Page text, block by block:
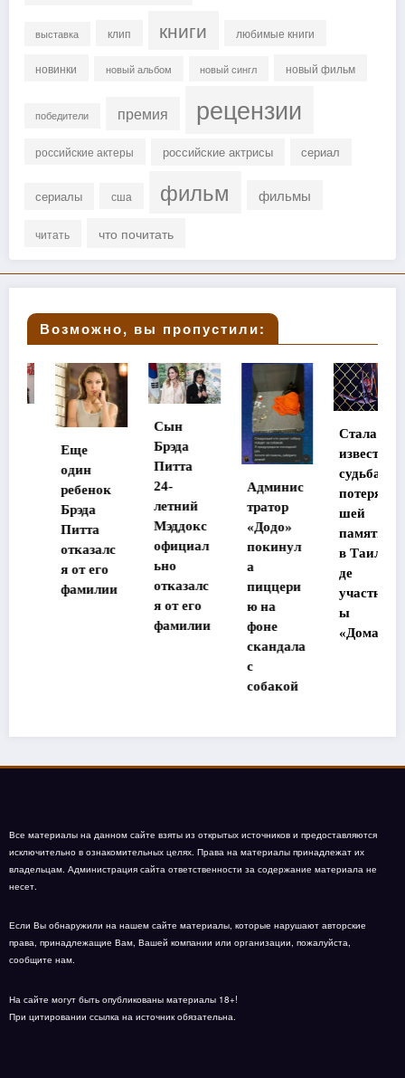
выставка клип книги любимые книги
новинки новый альбом новый сингл новый фильм
победители премия рецензии
российские актеры российские актрисы сериал
сериалы сша фильм фильмы
читать что почитать
Возможно, вы пропустили:
один
ребенок
Брэда
Питта
отказалс
я от его
фамилии
Сын
Брэда
Питта
летний
Мэддокс
официал
отказалс
я от его
фамилии
Админис
тратор
«Додо»
покинул
пиццери
ю на
фоне
скандала
собакой
Стала
известна
судьба
потеряв
память
в Таилан
участниц
«Дома-2»
Все материалы на данном сайте взяты из открытых источников и предоставляются
исключительно в ознакомительных целях. Права на материалы принадлежат их
владельцам. Администрация сайта ответственности за содержание материала не
несет.
Если Вы обнаружили на нашем сайте материалы, которые нарушают авторские
права, принадлежащие Вам, Вашей компании или организации, пожалуйста,
сообщите нам.
На сайте могут быть опубликованы материалы 18+!
При цитировании ссылка на источник обязательна.